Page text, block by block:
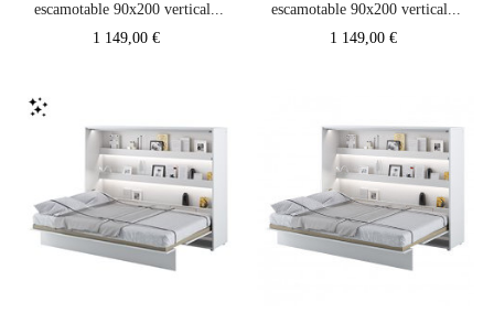
escamotable 90x200 vertical...
Prix
1 149,00 €
escamotable 90x200 vertical...
Prix
1 149,00 €